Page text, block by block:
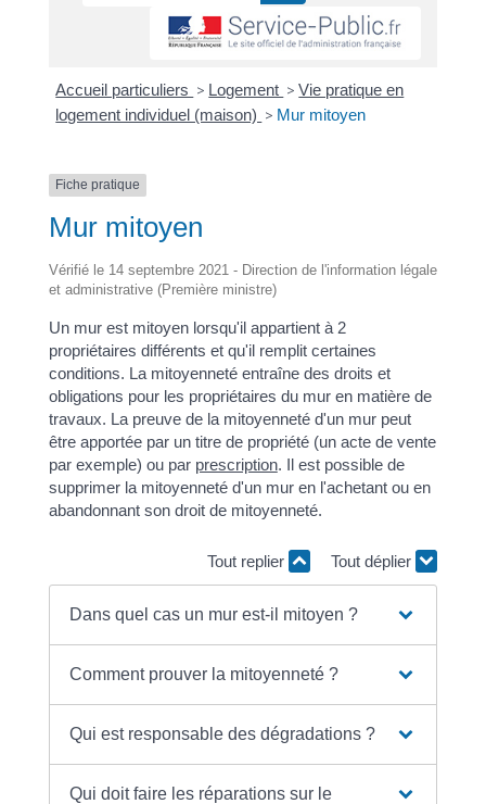
Accueil particuliers > Logement > Vie pratique en
logement individuel (maison) > Mur mitoyen
Fiche pratique
Mur mitoyen
Vérifié le 14 septembre 2021 - Direction de l'information légale
et administrative (Première ministre)
Un mur est mitoyen lorsqu'il appartient à 2
propriétaires différents et qu'il remplit certaines
conditions. La mitoyenneté entraîne des droits et
obligations pour les propriétaires du mur en matière de
travaux. La preuve de la mitoyenneté d'un mur peut
être apportée par un titre de propriété (un acte de vente
par exemple) ou par prescription. Il est possible de
supprimer la mitoyenneté d'un mur en l'achetant ou en
abandonnant son droit de mitoyenneté.
Tout replier Tout déplier
Dans quel cas un mur est-il mitoyen ?
Comment prouver la mitoyenneté ?
Qui est responsable des dégradations ?
Qui doit faire les réparations sur le